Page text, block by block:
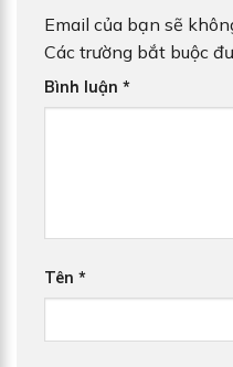
Email của bạn sẽ
Các trường bắt buộc
Bình luận *
Tên *